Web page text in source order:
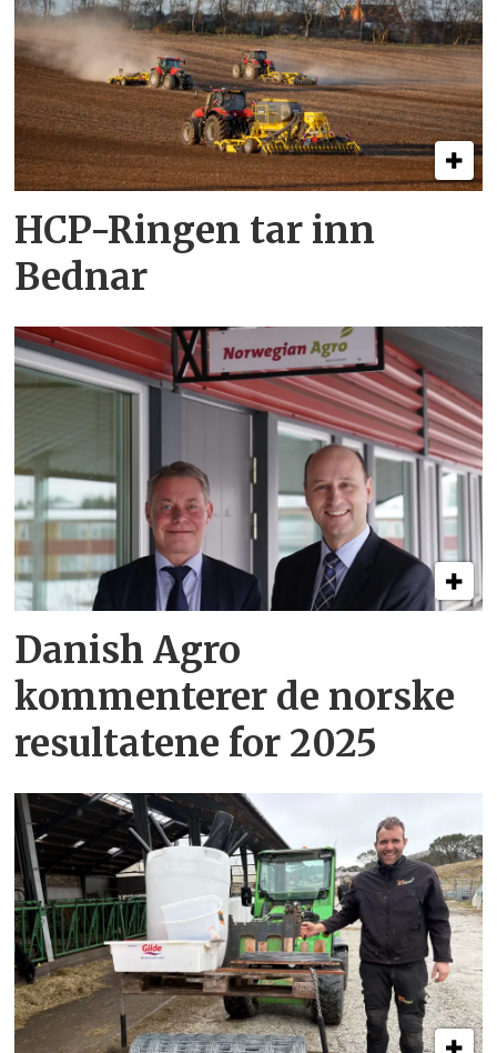
HCP-Ringen tar inn
Bednar
Danish Agro
kommenterer de norske
resultatene for 2025